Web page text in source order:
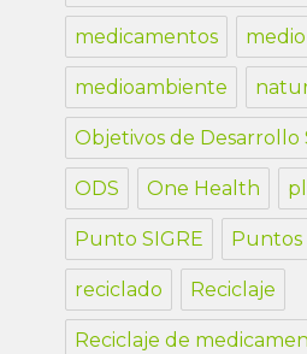
medicamentos
medioambiente
Objetivos de Desarrollo
ODS One Health
Punto SIGRE Puntos
reciclado Reciclaje
Reciclaje de